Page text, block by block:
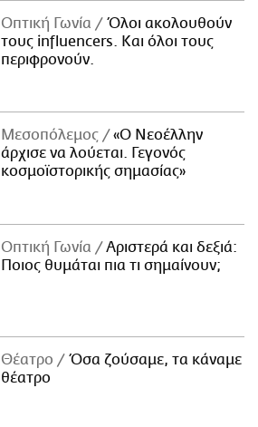
Οπτική Γωνία
Όλοι ακολουθούν
τους influencers. Και όλοι τους
περιφρονούν.
Μεσοπόλεμος
«Ο Νεοέλλην
άρχισε να λούεται. Γεγονός
κοσμοϊστορικής σημασίας»
Οπτική Γωνία
Αριστερά και δεξιά:
Ποιος θυμάται πια τι σημαίνουν;
Θέατρο
Όσα ζούσαμε, τα κάναμε
θέατρο